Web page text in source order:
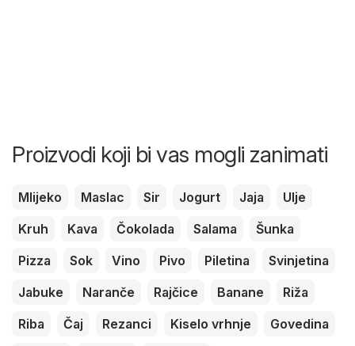
Proizvodi koji bi vas mogli zanimati
Mlijeko Maslac Sir Jogurt Jaja
Ulje
Kruh
Kava Čokolada Salama
Šunka
Pizza
Sok Vino Pivo Piletina
Svinjetina
Jabuke
Naranče Rajčice Banane
Riža
Riba
Čaj Rezanci Kiselo vrhnje
Govedina